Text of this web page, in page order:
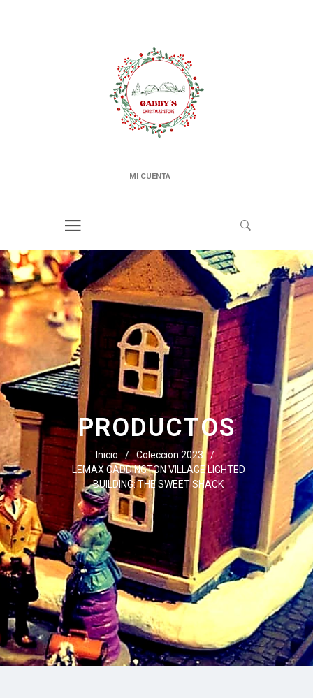
MI CUENTA
PRODUCTOS
Inicio / Coleccion 2023
/
LEMAX CADDINGTON VILLAGE LIGHTED
BUILDING: THE SWEET SHACK